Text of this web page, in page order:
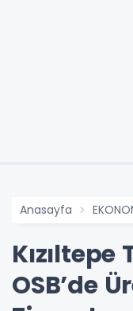
Anasayfa
Kızıltepe
OSB’de